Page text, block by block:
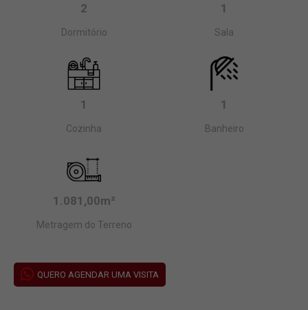
2
Dormitório
1
Sala
1
Cozinha
1
Banheiro
1.081,00m²
Metragem do Terreno
QUERO AGENDAR UMA VISITA